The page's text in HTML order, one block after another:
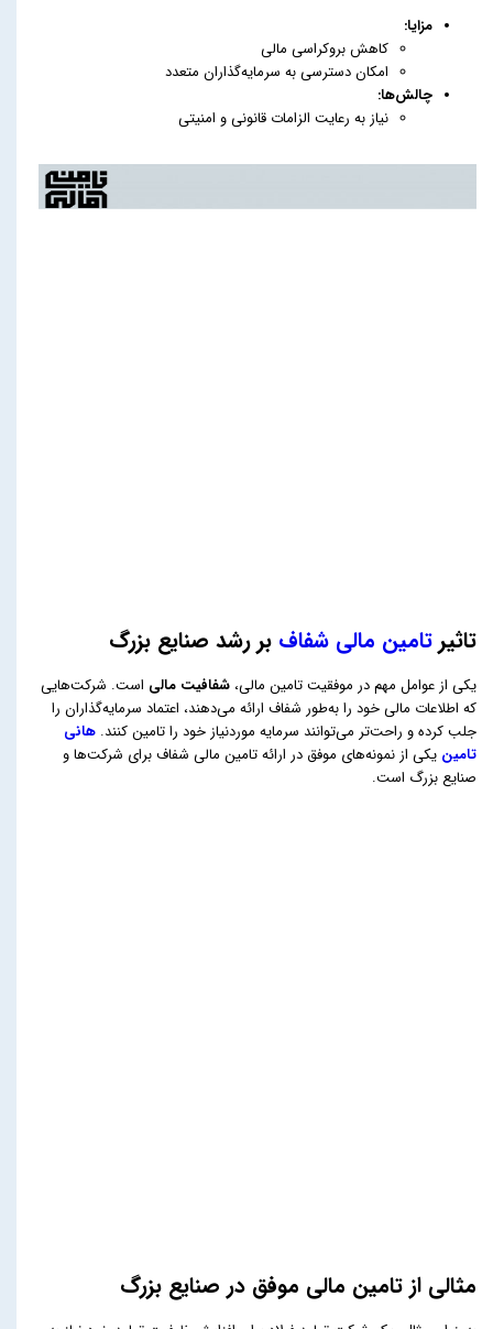
مزایا:
کاهش بروکراسی مالی
امکان دسترسی به سرمایه‌گذاران متعدد
چالش‌ها:
نیاز به رعایت الزامات قانونی و امنیتی
تاثیر تامین مالی شفاف بر رشد صنایع بزرگ
یکی از عوامل مهم در موفقیت تامین مالی، شفافیت مالی است. شرکت‌هایی
که اطلاعات مالی خود را به‌طور شفاف ارائه می‌دهند، اعتماد سرمایه‌گذاران را
جلب کرده و راحت‌تر می‌توانند سرمایه موردنیاز خود را تامین کنند. هانی
تامین یکی از نمونه‌های موفق در ارائه تامین مالی شفاف برای شرکت‌ها و
صنایع بزرگ است.
مثالی از تامین مالی موفق در صنایع بزرگ